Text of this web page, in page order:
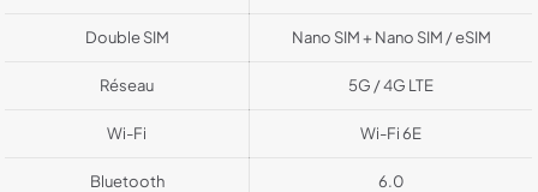
Double SIM Nano SIM + Nano SIM / eSIM
Réseau 5G / 4G LTE
Wi-Fi Wi-Fi 6E
Bluetooth 6.0